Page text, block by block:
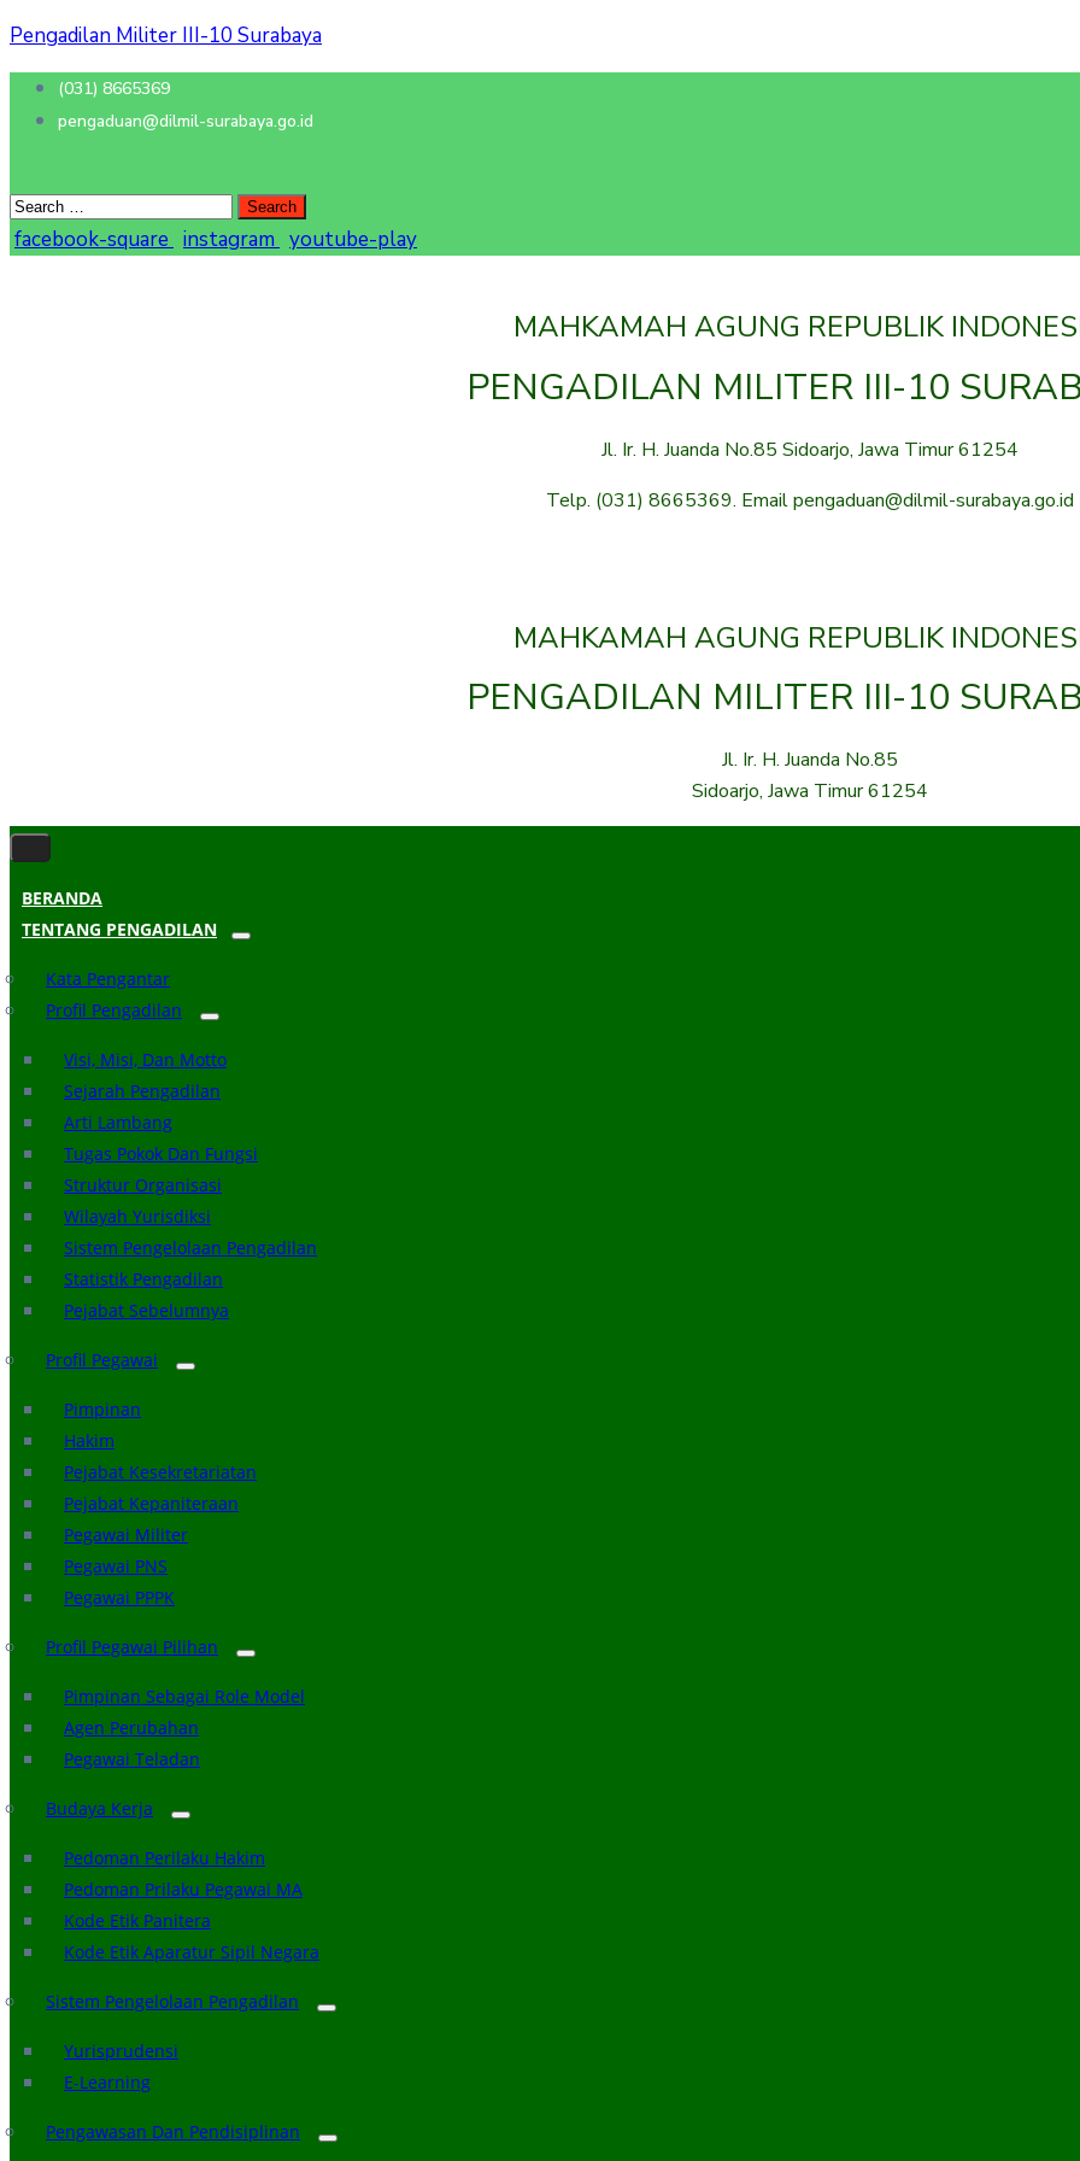
Pengadilan Militer III-10 Surabaya
(031) 8665369
pengaduan@dilmil-surabaya.go.id
facebook-square instagram youtube-play
MAHKAMAH AGUNG REPUBLIK
PENGADILAN MILITER III-10
Jl. Ir. H. Juanda No.85 Sidoarjo, Jawa Timur 61254
Telp. (031) 8665369. Email pengaduan@dilmil-surabaya.go.id
MAHKAMAH AGUNG REPUBLIK
PENGADILAN MILITER III-10
Jl. Ir. H. Juanda No.85
Sidoarjo, Jawa Timur 61254
BERANDA
TENTANG PENGADILAN
Kata Pengantar
Profil Pengadilan
Visi, Misi, Dan Motto
Sejarah Pengadilan
Arti Lambang
Tugas Pokok Dan Fungsi
Struktur Organisasi
Wilayah Yurisdiksi
Sistem Pengelolaan Pengadilan
Statistik Pengadilan
Pejabat Sebelumnya
Profil Pegawai
Pimpinan
Hakim
Pejabat Kesekretariatan
Pejabat Kepaniteraan
Pegawai Militer
Pegawai PNS
Pegawai PPPK
Profil Pegawai Pilihan
Pimpinan Sebagai Role Model
Agen Perubahan
Pegawai Teladan
Budaya Kerja
Pedoman Perilaku Hakim
Pedoman Prilaku Pegawai MA
Kode Etik Panitera
Kode Etik Aparatur Sipil Negara
Sistem Pengelolaan Pengadilan
Yurisprudensi
E-Learning
Pengawasan Dan Pendisiplinan